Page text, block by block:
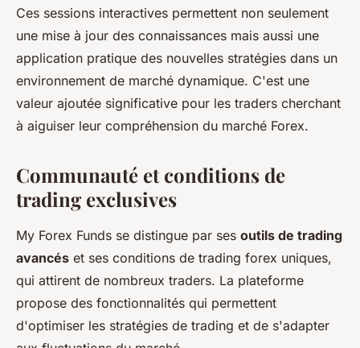
Ces sessions interactives permettent non seulement
une mise à jour des connaissances mais aussi une
application pratique des nouvelles stratégies dans un
environnement de marché dynamique. C'est une
valeur ajoutée significative pour les traders cherchant
à aiguiser leur compréhension du marché Forex.
Communauté et conditions de
trading exclusives
My Forex Funds se distingue par ses outils de trading
avancés et ses conditions de trading forex uniques,
qui attirent de nombreux traders. La plateforme
propose des fonctionnalités qui permettent
d'optimiser les stratégies de trading et de s'adapter